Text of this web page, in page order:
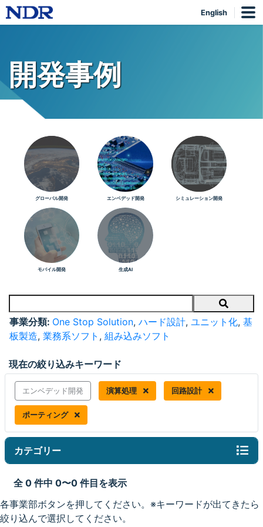
English
開発事例
グローバル開発 エンベデッド開発 シミュレーション開発
モバイル開発 生成AI
Search
事業分類: One Stop Solution, ハード設計, ユニット化, 基
板製造, 業務系ソフト , 組み込みソフト
現在の絞り込みキーワード
エンベデッド開発 演算処理 回路設計
ポーティング
カテゴリー
全 0 件中 0〜0 件目を表示
各事業部ボタンを押してください。※キーワードが出てきたら
絞り込んで選択してください。